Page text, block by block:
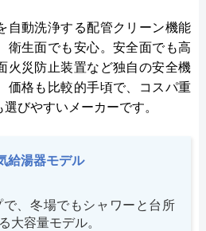
自動洗浄する配管クリーン機能
衛生面でも安心。安全面でも高
火災防止装置など独自の安全機
価格も比較的手頃で、コスパ重
びやすいメーカーです。
給湯器モデル
、冬場でもシャワーと台所
大容量モデル。